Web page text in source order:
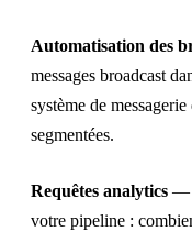
Automatisation des
messages broadcast
système de
segmentées.
Requêtes analytics —
votre pipeline :